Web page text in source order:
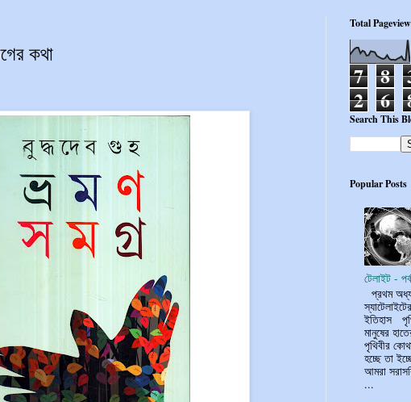
কথা
Total
7 8
2 6
Search This
Popular Posts
টেলাইট -
প্রথম
ইতিহাস
মানুষের
পৃথিবীর
হচ্ছে তা
আমরা
...